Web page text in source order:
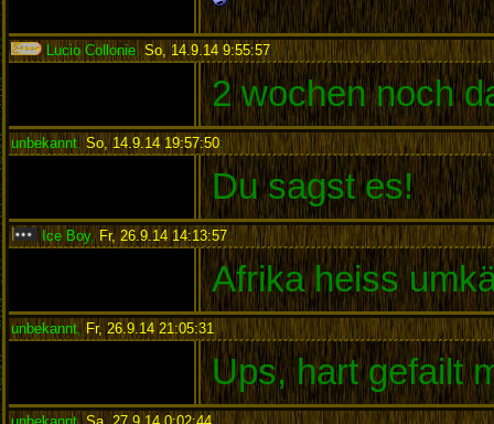
Lucio Collonie,So, 14.9.14 9:55:57:
2 wochen noch
unbekannt , So, 14.9.14 19:57:50:
Du sagst es!
Ice Boy, Fr, 26.9.14 14:13:57:
Afrika heiss
unbekannt , Fr, 26.9.14 21:05:31 :
Ups, hart gefailt